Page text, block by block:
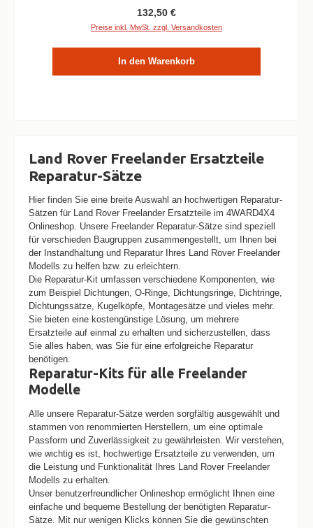
DOHC EFI TC DW12,2.2L CR DI 16V Diesel)
Regulärer Preis:
132,50 €
Preise inkl. MwSt. zzgl. Versandkosten
In den Warenkorb
Land Rover Freelander Ersatzteile
Reparatur-Sätze
Hier finden Sie eine breite Auswahl an hochwertigen Reparatur-
Sätzen für Land Rover Freelander Ersatzteile im 4WARD4X4
Onlineshop. Unsere Freelander Reparatur-Sätze sind speziell
für verschieden Baugruppen zusammengestellt, um Ihnen bei
der Instandhaltung und Reparatur Ihres Land Rover Freelander
Modells zu helfen bzw. zu erleichtern.
Die Reparatur-Kit umfassen verschiedene Komponenten, wie
zum Beispiel Dichtungen, O-Ringe, Dichtungsringe, Dichtringe,
Dichtungssätze, Kugelköpfe, Montagesätze und vieles mehr.
Sie bieten eine kostengünstige Lösung, um mehrere
Ersatzteile auf einmal zu erhalten und sicherzustellen, dass
Sie alles haben, was Sie für eine erfolgreiche Reparatur
benötigen.
Reparatur-Kits für alle Freelander
Modelle
Alle unsere Reparatur-Sätze werden sorgfältig ausgewählt und
stammen von renommierten Herstellern, um eine optimale
Passform und Zuverlässigkeit zu gewährleisten. Wir verstehen,
wie wichtig es ist, hochwertige Ersatzteile zu verwenden, um
die Leistung und Funktionalität Ihres Land Rover Freelander
Modells zu erhalten.
Unser benutzerfreundlicher Onlineshop ermöglicht Ihnen eine
einfache und bequeme Bestellung der benötigten Reparatur-
Sätze. Mit nur wenigen Klicks können Sie die gewünschten